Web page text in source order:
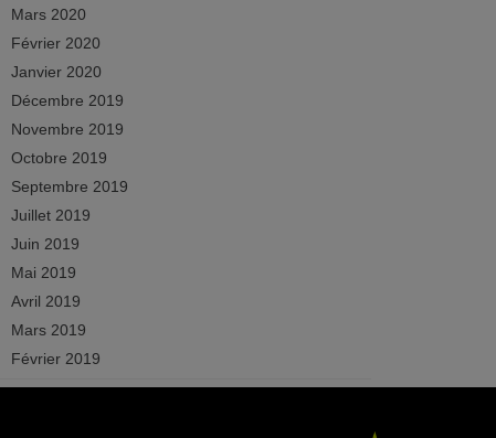
Mars 2020
Février 2020
Janvier 2020
Décembre 2019
Novembre 2019
Octobre 2019
Septembre 2019
Juillet 2019
Juin 2019
Mai 2019
Avril 2019
Mars 2019
Février 2019